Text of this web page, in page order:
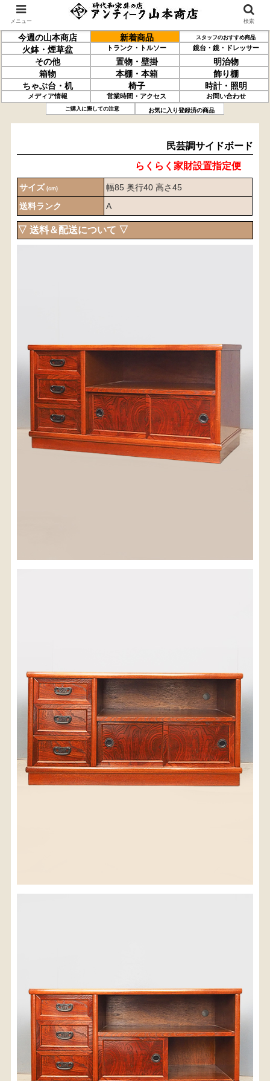
今週の山本商店 新着商品 スタッフのおすすめ商品
火鉢・煙草盆 トランク・トルソー 鏡台・鏡・ドレッサー
その他 置物・壁掛
明治物
箱物
本棚・本箱
飾り棚
ちゃぶ台・机
椅子 時計・照明
メディア情報 営業時間・アクセス お問い合わせ
ご購入に際しての注意 お気に入り登録済の商品
民芸調サイドボード
民芸調サイドボード
らくらく家財設置指定便
サイズ (cm)
幅85 奥行40 高さ45
送料ランク
A
▽ 送料＆配送について ▽
・配送についての詳細は、こちら→
【送料を確認する】
お届け先、送料ランクを選択する事で送料が表
示されます。
お届け先
メニュー 検索